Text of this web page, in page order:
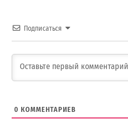
Подписаться
0 КОММЕНТАРИЕВ